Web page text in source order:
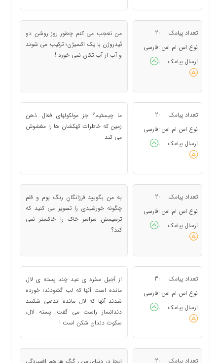
تعداد پیامک :
2
نوع اس ام اس : فارسی
ارسال پیامک
:
من تعجب می کنم چطور روز روشن دو
ئیدروژن با یک اکسیژن؛ ترکیب می شوند
و آب از آب تکان نمی خورد !
تعداد پیامک :
2
نوع اس ام اس : فارسی
ارسال پیامک
:
ما چیستیم؟ جز مولکولهای فعال ذهن
زمین که خاطرات کهکشان ها را مغشوش
می کند
تعداد پیامک :
2
نوع اس ام اس : فارسی
ارسال پیامک
:
به من بگویید فرزانگانِ رنگ بوم و قلم
چگونه خورشیدی را تصویر می کنید که
ترسیمش سراسر خاک را خاکستر نمی
کند؟
تعداد پیامک :
3
نوع اس ام اس : فارسی
ارسال پیامک
:
از آجیل سفره ی عید چند پسته ی لال
مانده است آنها که لب گشودند؛ خورده
شدند آنها که لال مانده اند؛می شکنند
دندانساز راست می گفت: پسته لال،
سکوت دندان شکن است !
تعداد پیامک :
2